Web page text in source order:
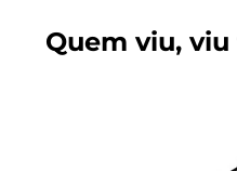
Quem viu,